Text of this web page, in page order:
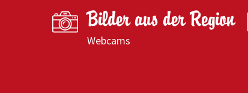
Bilder aus der Region
Webcams